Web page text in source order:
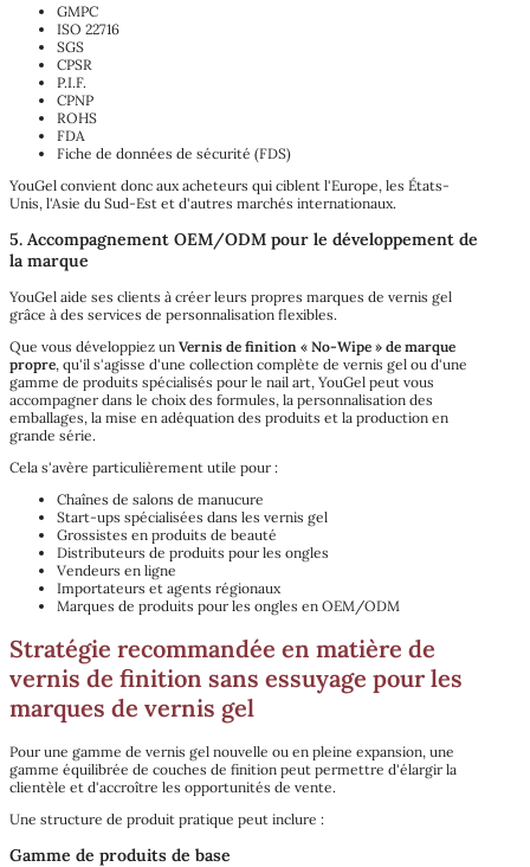
GMPC
ISO 22716
SGS
CPSR
P.I.F.
CPNP
ROHS
FDA
Fiche de données de sécurité (FDS)
YouGel convient donc aux acheteurs qui ciblent l'Europe, les États-
Unis, l'Asie du Sud-Est et d'autres marchés internationaux.
5. Accompagnement OEM/ODM pour le développement de
la marque
YouGel aide ses clients à créer leurs propres marques de vernis gel
grâce à des services de personnalisation flexibles.
Que vous développiez un Vernis de finition « No-Wipe » de marque
propre, qu'il s'agisse d'une collection complète de vernis gel ou d'une
gamme de produits spécialisés pour le nail art, YouGel peut vous
accompagner dans le choix des formules, la personnalisation des
emballages, la mise en adéquation des produits et la production en
grande série.
Cela s'avère particulièrement utile pour :
Chaînes de salons de manucure
Start-ups spécialisées dans les vernis gel
Grossistes en produits de beauté
Distributeurs de produits pour les ongles
Vendeurs en ligne
Importateurs et agents régionaux
Marques de produits pour les ongles en OEM/ODM
Stratégie recommandée en matière de
vernis de finition sans essuyage pour les
marques de vernis gel
Pour une gamme de vernis gel nouvelle ou en pleine expansion, une
gamme équilibrée de couches de finition peut permettre d'élargir la
clientèle et d'accroître les opportunités de vente.
Une structure de produit pratique peut inclure :
Gamme de produits de base